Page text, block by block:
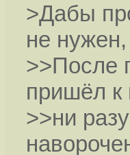
>Дабы
не
>>После
пришёл к
>>ни